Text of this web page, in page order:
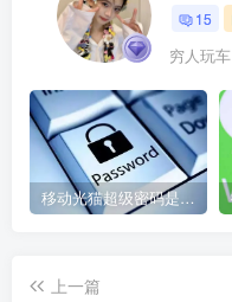
15
穷人玩
移动光猫超级密码是多少？移动光猫超级管理员后台账号与密码
上一篇